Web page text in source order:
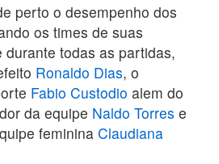
perto o desempenho dos
os times de suas
durante todas as partidas,
Ronaldo Dias, o
Fabio Custodio alem do
da equipe Naldo Torres e
feminina Claudiana